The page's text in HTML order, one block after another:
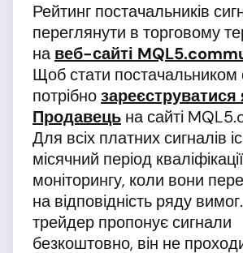
Рейтинг постачальників
переглянути в торговому
навеб-сайті
Щоб стати постачальником
потрібнозареєструватися
Продавець на сайті
Для всіх платних сигналів
місячний період
моніторингу, коли вони
на відповідність ряду
трейдер пропонує сигнали
безкоштовно, він не